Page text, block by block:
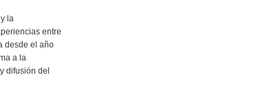
la
entre
desde el año
a la
difusión del